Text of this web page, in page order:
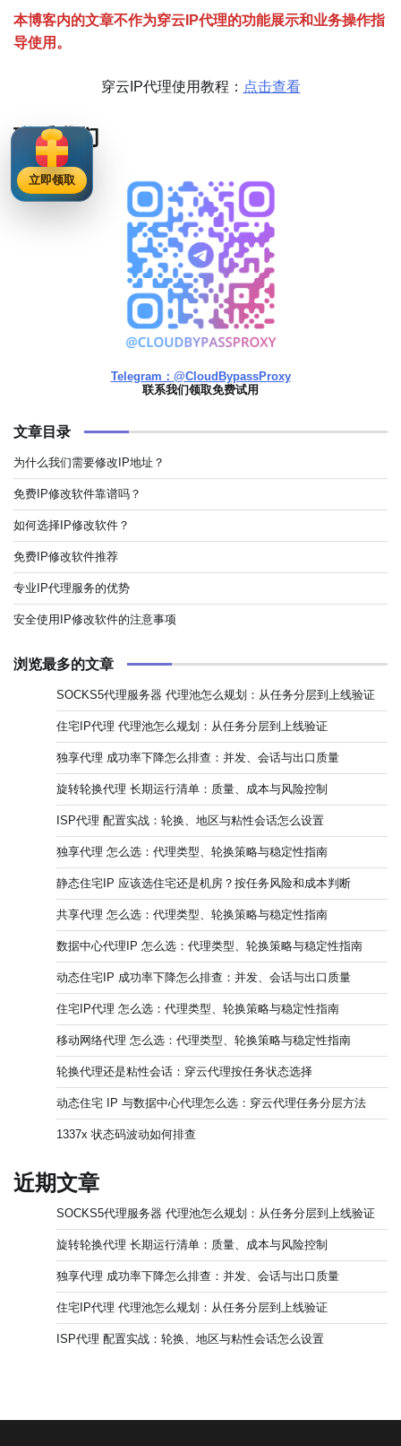
本博客内的文章不作为穿云 P代理的功能展示和业务操作指
导使用。
穿云IP代理使用教程： 点击查看
联系我们
Telegram：@CloudBypassProxy
联系我们领取免费试用
文章目录
为什么我们需要修改IP地址？
免费IP修改软件靠谱吗？
如何选择IP修改软件？
免费IP修改软件推荐
专业IP代理服务的优势
安全使用IP修改软件的注意事项
浏览最多的文章
SOCKS5代理服务器 代理池怎么规划：从任务分层到上线验证
住宅IP代理 代理池怎么规划：从任务分层到上线验证
独享代理 成功率下降怎么排查：并发、会话与出口质量
旋转轮换代理 长期运行清单：质量、成本与风险控制
ISP代理 配置实战：轮换、地区与粘性会话怎么设置
独享代理 怎么选：代理类型、轮换策略与稳定性指南
静态住宅IP 应该选住宅还是机房？按任务风险和成本判断
共享代理 怎么选：代理类型、轮换策略与稳定性指南
数据中心代理IP 怎么选：代理类型、轮换策略与稳定性指南
动态住宅IP 成功率下降怎么排查：并发、会话与出口质量
住宅IP代理 怎么选：代理类型、轮换策略与稳定性指南
移动网络代理 怎么选：代理类型、轮换策略与稳定性指南
轮换代理还是粘性会话：穿云代理按任务状态选择
动态住宅 IP 与数据中心代理怎么选：穿云代理任务分层方法
1337x 状态码波动如何排查
近期文章
SOCKS5代理服务器 代理池怎么规划：从任务分层到上线验证
旋转轮换代理 长期运行清单：质量、成本与风险控制
独享代理 成功率下降怎么排查：并发、会话与出口质量
住宅IP代理 代理池怎么规划：从任务分层到上线验证
ISP代理 配置实战：轮换、地区与粘性会话怎么设置
立即领取